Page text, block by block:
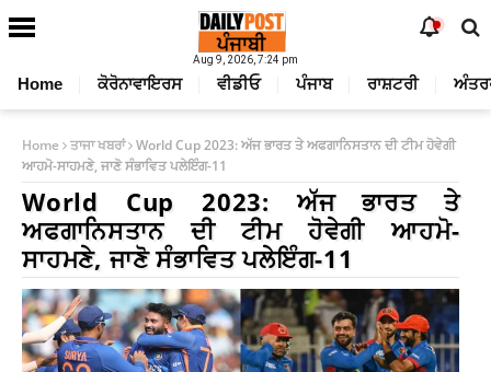
Aug 9, 2026, 7:24 pm
Home ਕੋਰੋਨਾਵਾਇਰਸ ਵੀਡੀਓ ਪੰਜਾਬ ਰਾਸ਼ਟਰੀ
Home ਤਾਜਾ ਖਬਰਾਂ World Cup 2023: ਅੱਜ ਭਾਰਤ ਤੇ ਅਫਗਾਨਿਸਤਾਨ ਦੀ ਟੀਮ ਹੋਵੇਗੀ
ਆਹਮੋ-ਸਾਹਮਣੇ, ਜਾਣੋ ਸੰਭਾਵਿਤ ਪਲੇਇੰਗ-11
World Cup 2023: ਅੱਜ ਭਾਰਤ ਤੇ
ਅਫਗਾਨਿਸਤਾਨ ਦੀ ਟੀਮ ਹੋਵੇਗੀ ਆਹਮੋ-
ਸਾਹਮਣੇ, ਜਾਣੋ ਸੰਭਾਵਿਤ ਪਲੇਇੰਗ-11